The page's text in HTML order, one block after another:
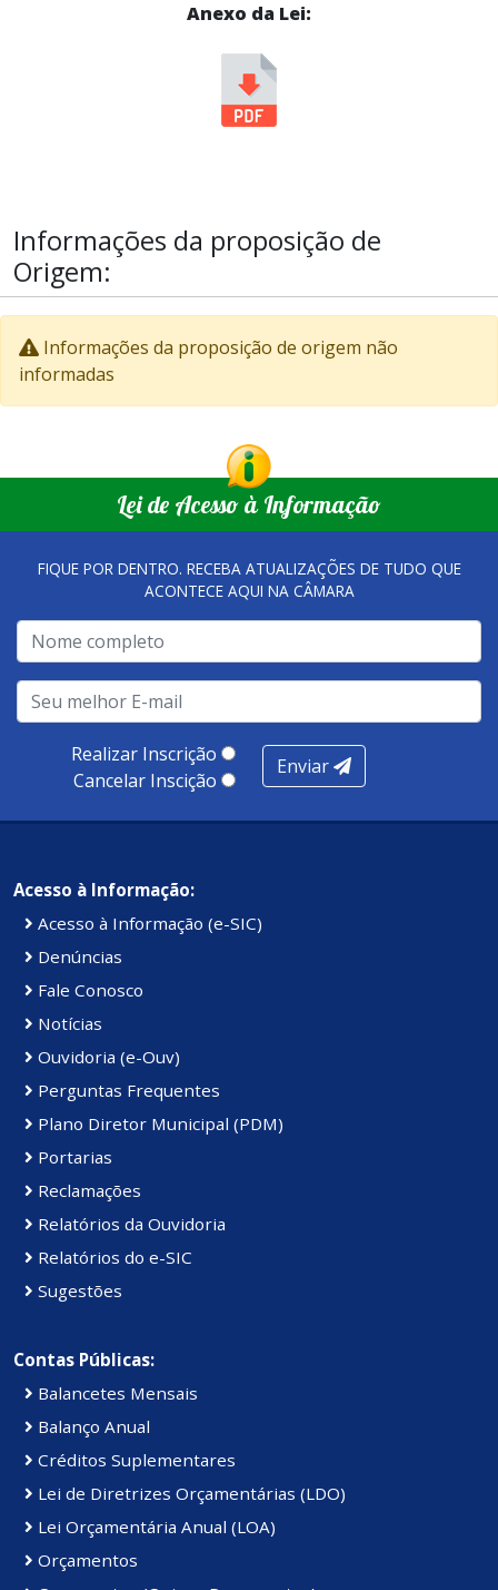
Anexo da Lei:
Informações da proposição de
Origem:
Informações da proposição de origem não
informadas
Lei de Acesso à Informação
FIQUE POR DENTRO. RECEBA ATUALIZAÇÕES DE TUDO QUE
ACONTECE AQUI NA CÂMARA
Realizar Inscrição
Cancelar Inscição
Enviar
Acesso à Informação:
Acesso à Informação (e-SIC)
Denúncias
Fale Conosco
Notícias
Ouvidoria (e-Ouv)
Perguntas Frequentes
Plano Diretor Municipal (PDM)
Portarias
Reclamações
Relatórios da Ouvidoria
Relatórios do e-SIC
Sugestões
Contas Públicas:
Balancetes Mensais
Balanço Anual
Créditos Suplementares
Lei de Diretrizes Orçamentárias (LDO)
Lei Orçamentária Anual (LOA)
Orçamentos